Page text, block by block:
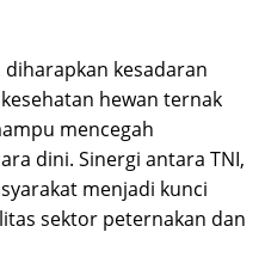
kesadaran
hewan ternak
mencegah
dini. Sinergi antara TNI,
menjadi kunci
sektor peternakan dan